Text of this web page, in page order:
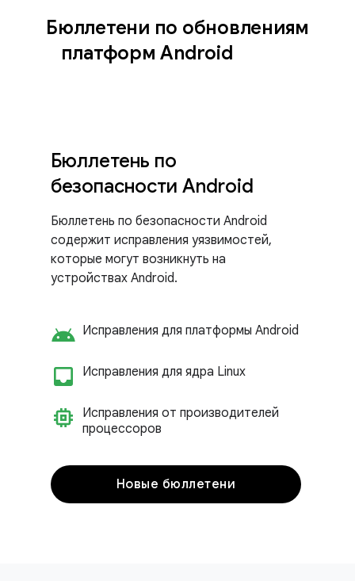
Бюллетени по обновлениям
платформ Android
Бюллетень по
безопасности Android
Бюллетень по безопасности Android
содержит исправления уязвимостей,
которые могут возникнуть на
устройствах Android.
android Исправления для платформы Android
inbox_customize
Исправления для ядра Linux
memory
Исправления от производителей
процессоров
Новые бюллетени